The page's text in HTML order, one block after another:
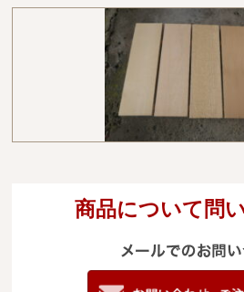
商品について問